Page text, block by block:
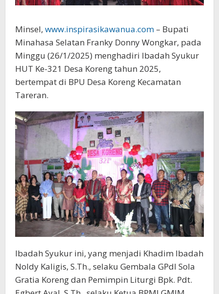
Minsel, www.inspirasikawanua.com – Bupati
Minahasa Selatan Franky Donny Wongkar, pada
Minggu (26/1/2025) menghadiri Ibadah Syukur
HUT Ke-321 Desa Koreng tahun 2025,
bertempat di BPU Desa Koreng Kecamatan
Tareran.
Ibadah Syukur ini, yang menjadi Khadim Ibadah
Noldy Kaligis, S.Th., selaku Gembala GPdI Sola
Gratia Koreng dan Pemimpin Liturgi Bpk. Pdt.